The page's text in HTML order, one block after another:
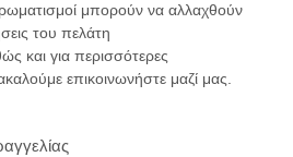
μπορούν να αλλαχθούν
του πελάτη
και για περισσότερες
επικοινωνήστε μαζί μας.